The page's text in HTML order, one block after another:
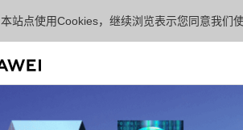
本站点使用Cookies，继续浏览表示您同意我们